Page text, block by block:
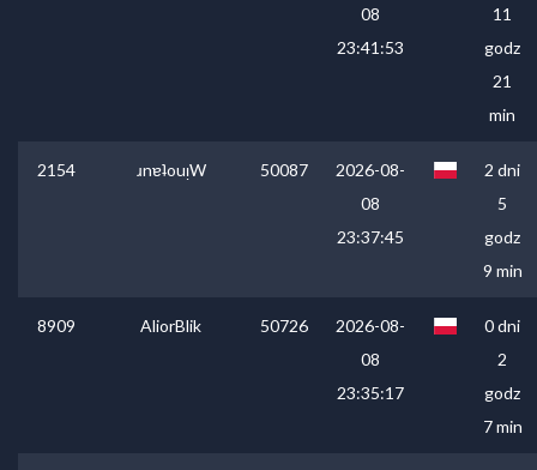
08
23:41:53
11
godz
21
min
2154 ɹnɐʇouᴉW 50087
2026-08-
08
23:37:45
2 dni
5
godz
9 min
8909 AliorBlik 50726
2026-08-
08
23:35:17
0 dni
2
godz
7 min